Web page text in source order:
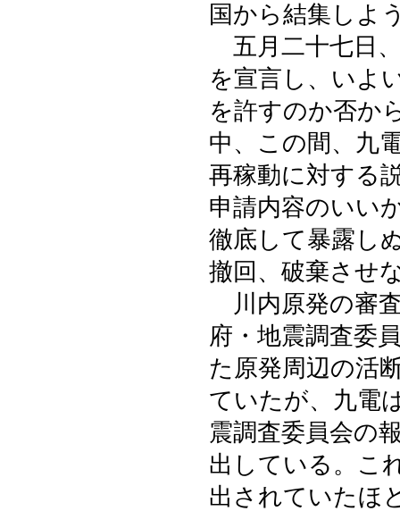
国から結集しよ
五月二十七日
を宣言し、いよ
を許すのか否か
中、この間、九
再稼動に対する
申請内容のいい
徹底して暴露し
撤回、破棄させ
川内原発の審
府・地震調査委
た原発周辺の活
ていたが、九電
震調査委員会の
出している。こ
出されていたほ